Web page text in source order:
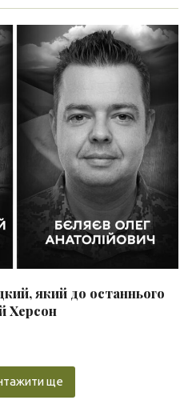
який до останнього
Херсон
ще